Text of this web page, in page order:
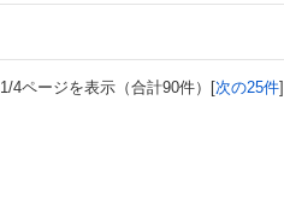
1/4ページを表示（合計90件）[次の25件]